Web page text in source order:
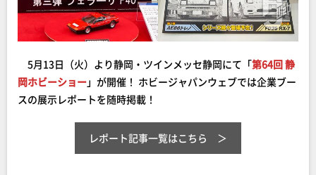
5月13日（火）より静岡・ツインメッセ静岡にて「第64回 静
岡ホビーショー」が開催！ ホビージャパンウェブでは企業ブー
スの展示レポートを随時掲載！
レポート記事一覧はこちら